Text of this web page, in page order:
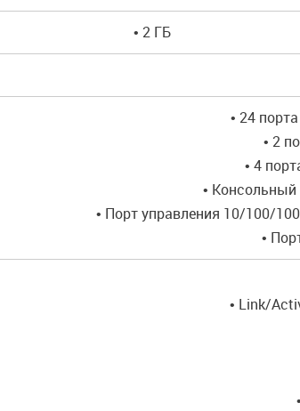
• 2 ГБ
• 24
• 2
• 4
•
• Порт управления 10/100/
•
• Link/